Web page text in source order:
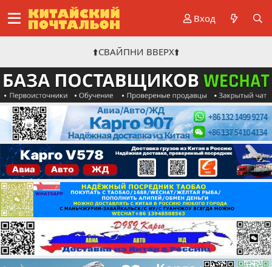
Вход
⬆️СВАЙПНИ ВВЕРХ⬆️